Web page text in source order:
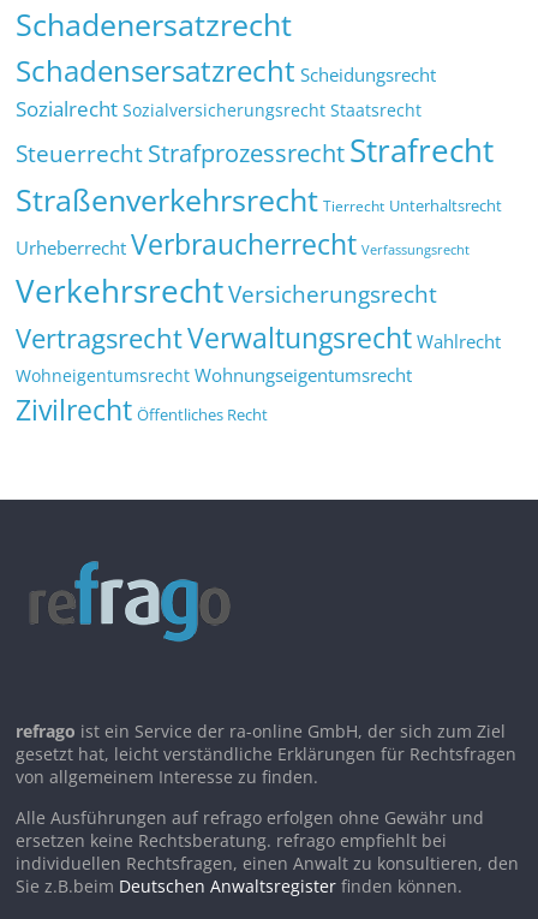
Schadenersatzrecht
Schadensersatzrecht Scheidungsrecht
Sozialrecht Sozialversicherungsrecht Staatsrecht
SteuerrechtStrafprozessrechtStrafrecht
Straßenverkehrsrecht Tierrecht Unterhaltsrecht
Urheberrecht Verbraucherrecht Verfassungsrecht
VerkehrsrechtVersicherungsrecht
VertragsrechtVerwaltungsrecht Wahlrecht
Wohneigentumsrecht Wohnungseigentumsrecht
Zivilrecht Öffentliches Recht
refrago ist ein Service der ra-online GmbH, der sich zum Ziel
gesetzt hat, leicht verständliche Erklärungen für Rechtsfragen
von allgemeinem Interesse zu finden.
Alle Ausführungen auf refrago erfolgen ohne Gewähr und
ersetzen keine Rechtsberatung. refrago empfiehlt bei
individuellen Rechtsfragen, einen Anwalt zu konsultieren, den
Sie z.B.beim Deutschen Anwaltsregister finden können.